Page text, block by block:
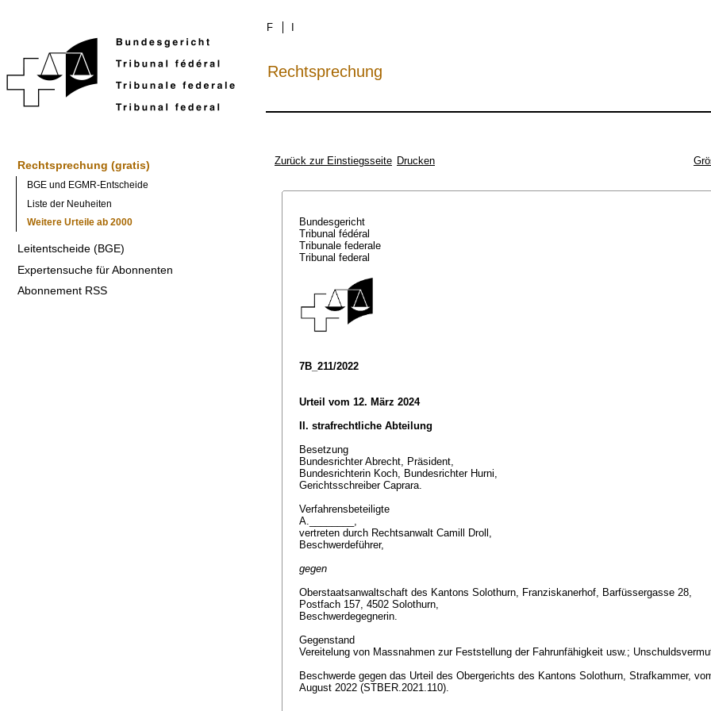
F
Rechtsprechung
Rechtsprechung (gratis)
BGE und EGMR-Entscheide
Liste der Neuheiten
Weitere Urteile ab 2000
Leitentscheide (BGE)
Expertensuche für Abonnenten
Abonnement RSS
Zurück zur Einstiegsseite Drucken
Bundesgericht
Tribunal fédéral
Tribunale federale
Tribunal federal
7B_211/2022
Urteil vom 12. März 2024
II. strafrechtliche Abteilung
Besetzung
Bundesrichter Abrecht, Präsident,
Bundesrichterin Koch, Bundesrichter Hurni,
Gerichtsschreiber Caprara.
Verfahrensbeteiligte
A.________,
vertreten durch Rechtsanwalt Camill Droll,
Beschwerdeführer,
gegen
Oberstaatsanwaltschaft des Kantons Solothurn, Franziskanerhof, Barfüssergasse 28,
Postfach 157, 4502 Solothurn,
Beschwerdegegnerin.
Gegenstand
Vereitelung von Massnahmen zur Feststellung der Fahrunfähigkeit usw.;
Beschwerde gegen das Urteil des Obergerichts des Kantons Solothurn, Strafkammer,
August 2022 (STBER.2021.110).